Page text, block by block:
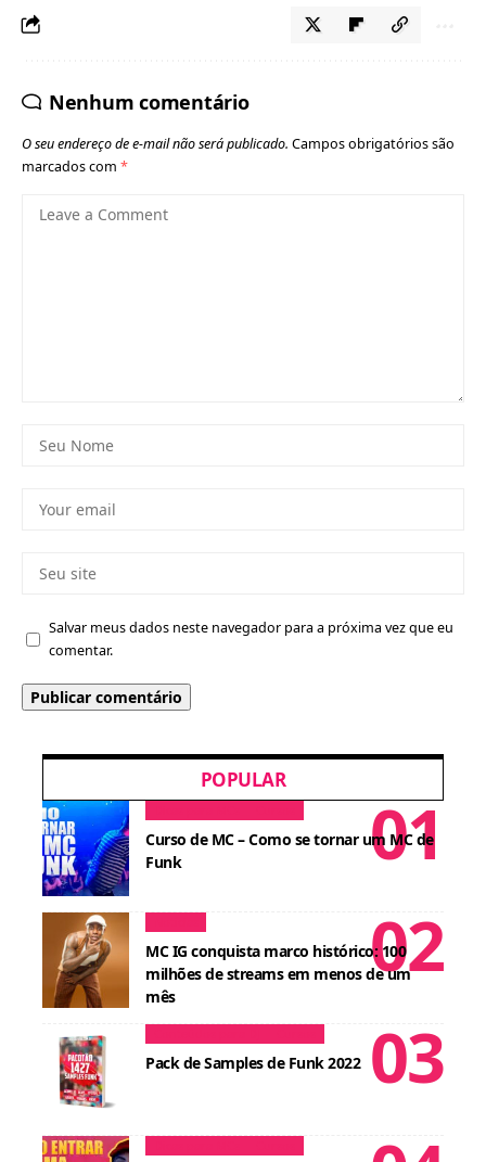
Nenhum comentário
O seu endereço de e-mail não será publicado. Campos obrigatórios são
marcados com *
Salvar meus dados neste navegador para a próxima vez que eu
comentar.
POPULAR
Curso de MC – Como se tornar um MC de
Funk
MC IG conquista marco histórico: 100
milhões de streams em menos de um
mês
Pack de Samples de Funk 2022